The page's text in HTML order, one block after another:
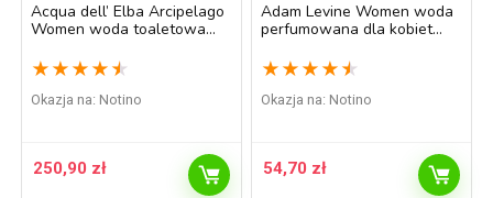
Acqua dell’ Elba Arcipelago
Women woda toaletowa
★ ★ ★ ★ ★
Okazja na: Notino
250,90 zł
Adam Levine Women woda
perfumowana dla kobiet
★ ★ ★ ★ ★
Okazja na: Notino
54,70 zł